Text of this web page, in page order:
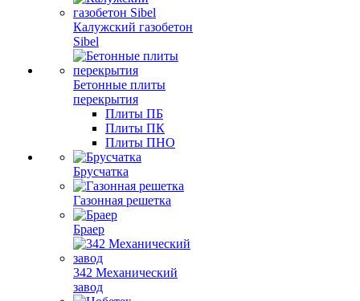
Калужский газобетон
Sibel
Бетонные плиты
перекрытия
Плиты ПБ
Плиты ПК
Плиты ПНО
Брусчатка
Газонная решетка
Браер
342 Механический
завод